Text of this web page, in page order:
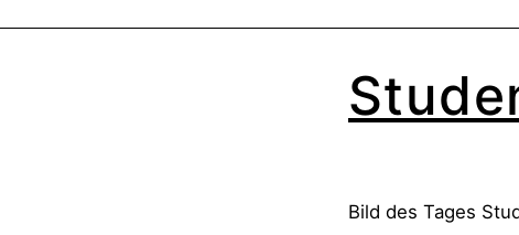
Bild des Tages